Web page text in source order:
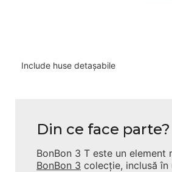
Include huse detașabile
Din ce face parte?
BonBon 3 T este un element
BonBon 3 colecție, inclusă în